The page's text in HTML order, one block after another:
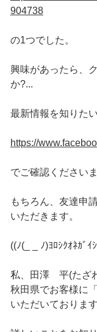
904738
の1つでした。
興味があったら、
か?...
最新情報を知りた
https://
でご確認ください
もちろん、友達申
いただきます。
((ﾉ(_ _ ﾉ)ﾖﾛｼｸｵﾈｶﾞｲ
私、田澤 平(たざ
秋田県でお客様に
いただいております